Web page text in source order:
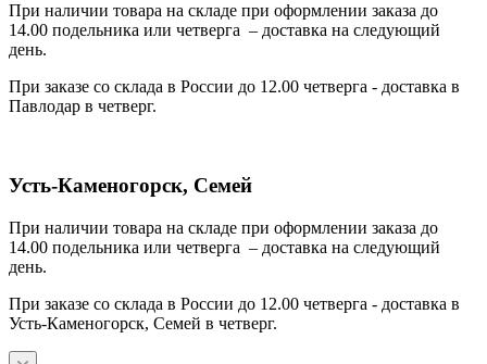
При наличии товара на складе при оформлении заказа до
14.00 подельника или четверга – доставка на следующий
день.
При заказе со склада в России до 12.00 четверга - доставка в
Павлодар в четверг.
Усть-Каменогорск, Семей
При наличии товара на складе при оформлении заказа до
14.00 подельника или четверга – доставка на следующий
день.
При заказе со склада в России до 12.00 четверга - доставка в
Усть-Каменогорск, Семей в четверг.